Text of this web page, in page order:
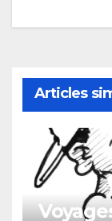
Articles